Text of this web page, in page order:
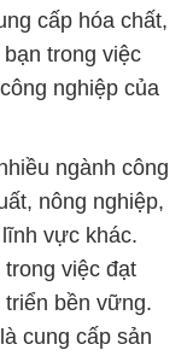
cấp hóa chất,
trong việc
nghiệp của
ngành công
nông nghiệp,
vực khác.
việc đạt
bền vững.
cung cấp sản